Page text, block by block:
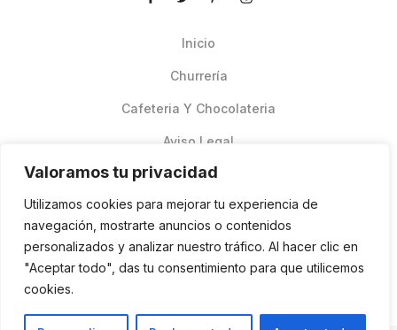
Valoramos tu privacidad
Utilizamos cookies para mejorar tu experiencia de
navegación, mostrarte anuncios o contenidos
personalizados y analizar nuestro tráfico. Al hacer clic en
"Aceptar todo", das tu consentimiento para que utilicemos
cookies.
Inicio
Churrería
Cafeteria Y Chocolateria
Aviso Legal
Pedidos Online Glovo
Contacto